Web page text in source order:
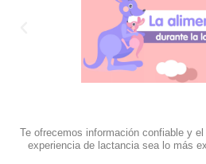
Te ofrecemos información confiable y
experiencia de lactancia sea lo más